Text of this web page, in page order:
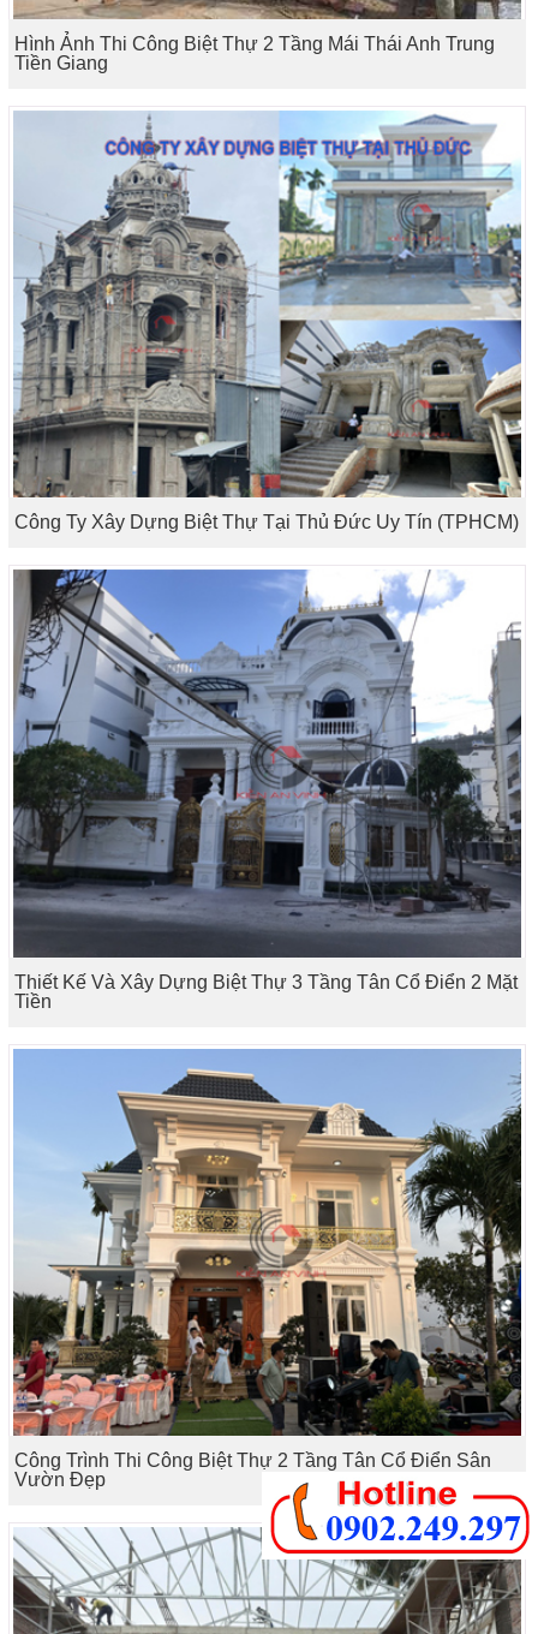
Hình Ảnh Thi Công Biệt Thự 2 Tầng Mái Thái Anh Trung
Tiền Giang
Công Ty Xây Dựng Biệt Thự Tại Thủ Đức Uy Tín (TPHCM)
Thiết Kế Và Xây Dựng Biệt Thự 3 Tầng Tân Cổ Điển 2 Mặt
Tiền
Công Trình Thi Công Biệt Thự 2 Tầng Tân Cổ Điển Sân
Vườn Đẹp